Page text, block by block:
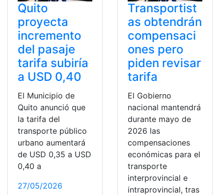
Quito
proyecta
incremento
del pasaje
tarifa subiría
a USD 0,40
El Municipio de
Quito anunció que
la tarifa del
transporte público
urbano aumentará
de USD 0,35 a USD
0,40 a
27/05/2026
Transportist
as obtendrán
compensaci
ones pero
piden revisar
tarifa
El Gobierno
nacional mantendrá
durante mayo de
2026 las
compensaciones
económicas para el
transporte
interprovincial e
intraprovincial, tras